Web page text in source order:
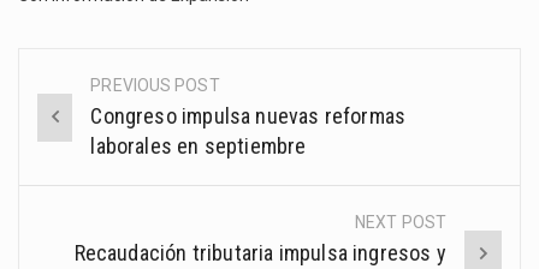
Post
navigation
PREVIOUS POST
Congreso impulsa nuevas reformas
laborales en septiembre
NEXT POST
Recaudación tributaria impulsa ingresos y